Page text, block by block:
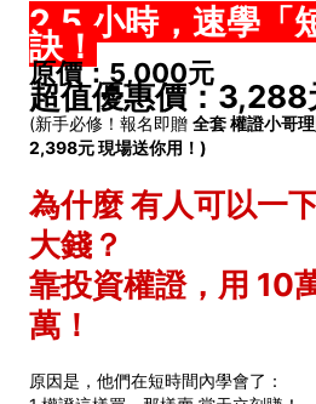
2.5 小時，速學「
訣！
原價：5,000元
超值優惠價：3,288
(新手必修！報名即贈 全套 權證小哥
2,398元 現場送你用！)
為什麼 有人可以一
大錢？
靠投資權證，用 10
萬！
原因是，他們在短時間內學會了：